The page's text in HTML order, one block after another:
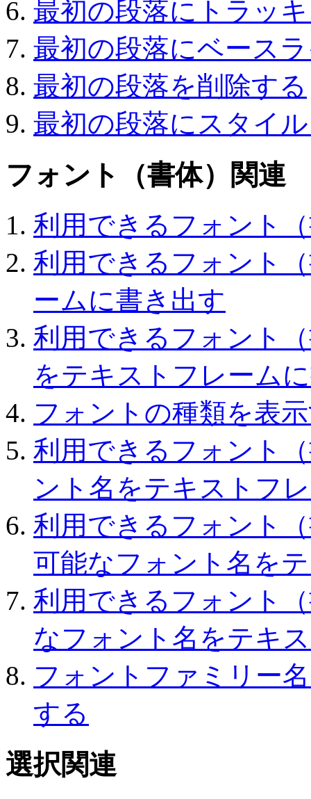
最初の段落にトラッ
最初の段落にベース
最初の段落を削除する
最初の段落にスタイ
フォント（書体）関連
利用できるフォント
利用できるフォント
ームに書き出す
利用できるフォント
をテキストフレーム
フォントの種類を表
利用できるフォント
ント名をテキストフ
利用できるフォント
可能なフォント名を
利用できるフォント
なフォント名をテキ
フォントファミリー
する
選択関連